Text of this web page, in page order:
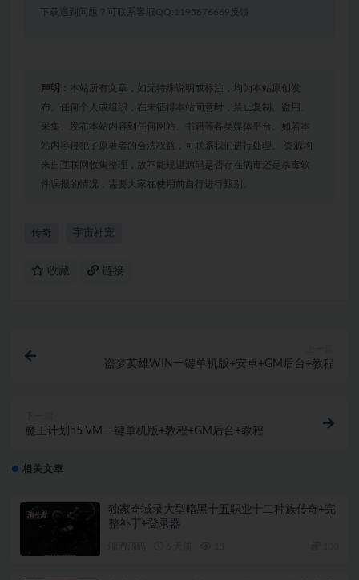
下载遇到问题？可联系客服QQ:1195676669反馈
声明： 本站所有文章，如无特殊说明或标注，均为本站原创发
布。任何个人或组织，在未征得本站同意时，禁止复制、盗用、
采集、发布本站内容到任何网站、书籍等各类媒体平台。如若本
站内容侵犯了原著者的合法权益，可联系我们进行处理。 资源均
来自互联网收集整理，故不能规避源码是否存在病毒还是杀毒软
件误报的情况，需要大家在使用前自行进行甄别。
传奇 宇宙神宠
收藏 链接
盗梦英雄WIN一键单机版+安卓+GM后台+教程
魔王计划h5 VM一键单机版+教程+GM后台+教程
相关文章
独家奇域录大型暗黑十五职业十二种族传奇+完
整补丁+登录器